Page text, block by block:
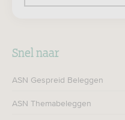
Snel naar
ASN Gespreid Beleggen
ASN Themabeleggen